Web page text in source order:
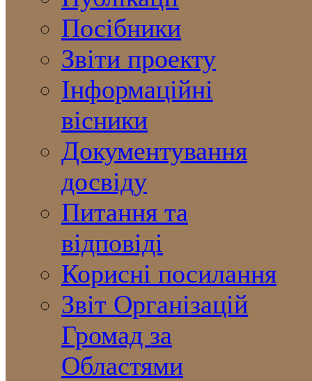
Посібники
Звіти проекту
Інформаційні
вісники
Документування
досвіду
Питання та
відповіді
Корисні посилання
Звіт Організацій
Громад за
Областями